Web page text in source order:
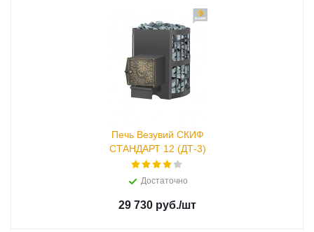
Печь Везувий СКИФ
СТАНДАРТ 12 (ДТ-3)
Достаточно
29 730 руб./шт